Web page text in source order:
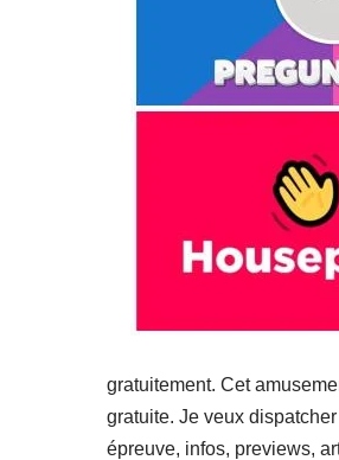
gratuitement. Cet
gratuite. Je veux
épreuve, infos, previews,